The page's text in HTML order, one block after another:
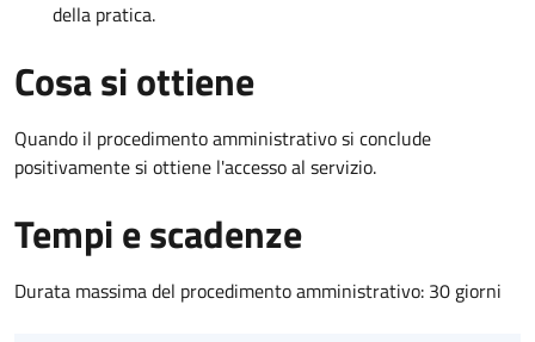
della pratica.
Cosa si ottiene
Quando il procedimento amministrativo si conclude
positivamente si ottiene l'accesso al servizio.
Tempi e scadenze
Durata massima del procedimento amministrativo: 30 giorni